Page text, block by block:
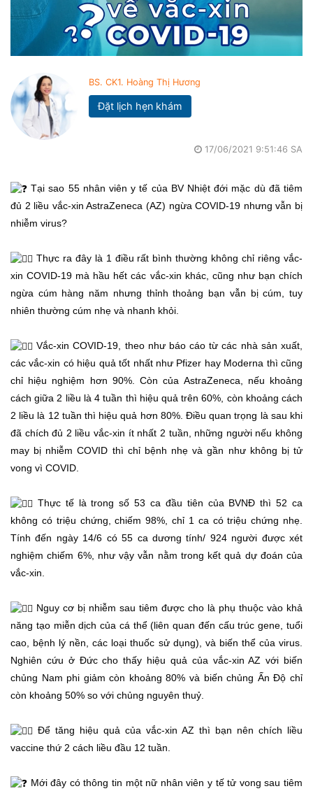
BS. CK1. Hoàng Thị Hương
Đặt lịch hẹn khám
17/06/2021 9:51:46 SA
Tại sao 55 nhân viên y tế của BV Nhiệt đới mặc dù đã tiêm
đủ 2 liều vắc-xin AstraZeneca (AZ) ngừa COVID-19 nhưng vẫn bị
nhiễm virus?
Thực ra đây là 1 điều rất bình thường không chỉ riêng vắc-
xin COVID-19 mà hầu hết các vắc-xin khác, cũng như bạn chích
ngừa cúm hàng năm nhưng thỉnh thoảng bạn vẫn bị cúm, tuy
nhiên thường cúm nhẹ và nhanh khỏi.
Vắc-xin COVID-19, theo như báo cáo từ các nhà sản xuất,
các vắc-xin có hiệu quả tốt nhất như Pfizer hay Moderna thì cũng
chỉ hiệu nghiệm hơn 90%. Còn của AstraZeneca, nếu khoảng
cách giữa 2 liều là 4 tuần thì hiệu quả trên 60%, còn khoảng cách
2 liều là 12 tuần thì hiệu quả hơn 80%. Điều quan trọng là sau khi
đã chích đủ 2 liều vắc-xin ít nhất 2 tuần, những người nếu không
may bị nhiễm COVID thì chỉ bệnh nhẹ và gần như không bị tử
vong vì COVID.
Thực tế là trong số 53 ca đầu tiên của BVNĐ thì 52 ca
không có triệu chứng, chiếm 98%, chỉ 1 ca có triệu chứng nhẹ.
Tính đến ngày 14/6 có 55 ca dương tính/ 924 người được xét
nghiệm chiếm 6%, như vậy vẫn nằm trong kết quả dự đoán của
vắc-xin.
Nguy cơ bị nhiễm sau tiêm được cho là phụ thuộc vào khả
năng tạo miễn dịch của cá thể (liên quan đến cấu trúc gene, tuổi
cao, bệnh lý nền, các loại thuốc sử dụng), và biến thể của virus.
Nghiên cứu ở Đức cho thấy hiệu quả của vắc-xin AZ với biến
chủng Nam phi giảm còn khoảng 80% và biến chủng Ấn Độ chỉ
còn khoảng 50% so với chủng nguyên thuỷ.
Để tăng hiệu quả của vắc-xin AZ thì bạn nên chích liều
vaccine thứ 2 cách liều đầu 12 tuần.
Mới đây có thông tin một nữ nhân viên y tế tử vong sau tiêm